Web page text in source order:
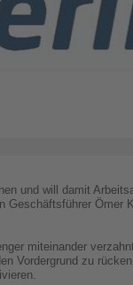
und will damit
Geschäftsführer Ömer
miteinander
Vordergrund zu